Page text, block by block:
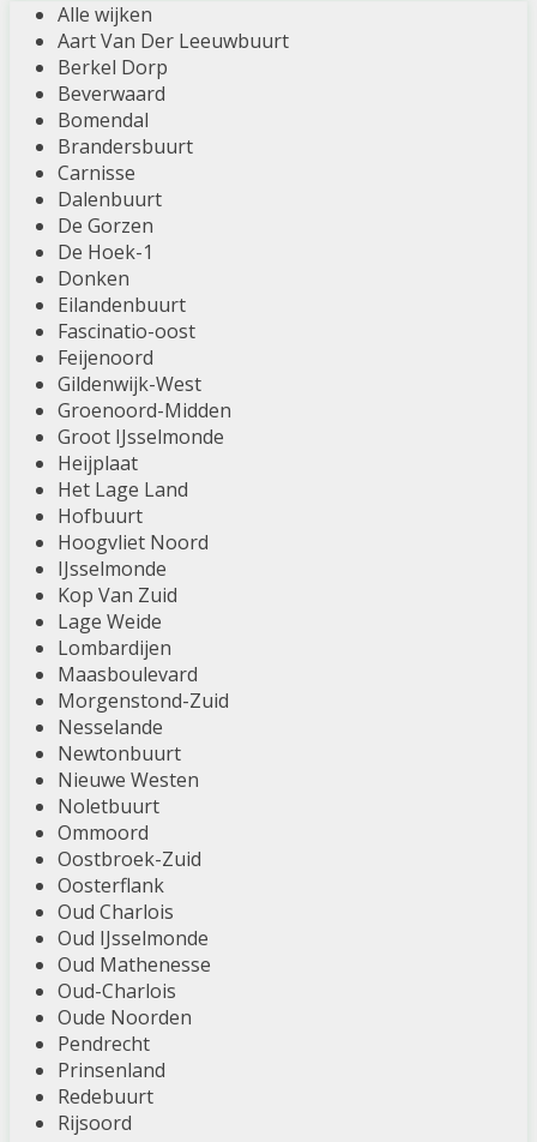
Alle wijken
Aart Van Der Leeuwbuurt
Berkel Dorp
Beverwaard
Bomendal
Brandersbuurt
Carnisse
Dalenbuurt
De Gorzen
De Hoek-1
Donken
Eilandenbuurt
Fascinatio-oost
Feijenoord
Gildenwijk-West
Groenoord-Midden
Groot IJsselmonde
Heijplaat
Het Lage Land
Hofbuurt
Hoogvliet Noord
IJsselmonde
Kop Van Zuid
Lage Weide
Lombardijen
Maasboulevard
Morgenstond-Zuid
Nesselande
Newtonbuurt
Nieuwe Westen
Noletbuurt
Ommoord
Oostbroek-Zuid
Oosterflank
Oud Charlois
Oud IJsselmonde
Oud Mathenesse
Oud-Charlois
Oude Noorden
Pendrecht
Prinsenland
Redebuurt
Rijsoord